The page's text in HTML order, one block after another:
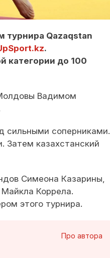
турнира Qazaqstan
.
категории до 100
Вадимом
сильными соперниками.
Затем казахстанский
Симеона Казарины,
Коррела.
этого турнира.
Про автора